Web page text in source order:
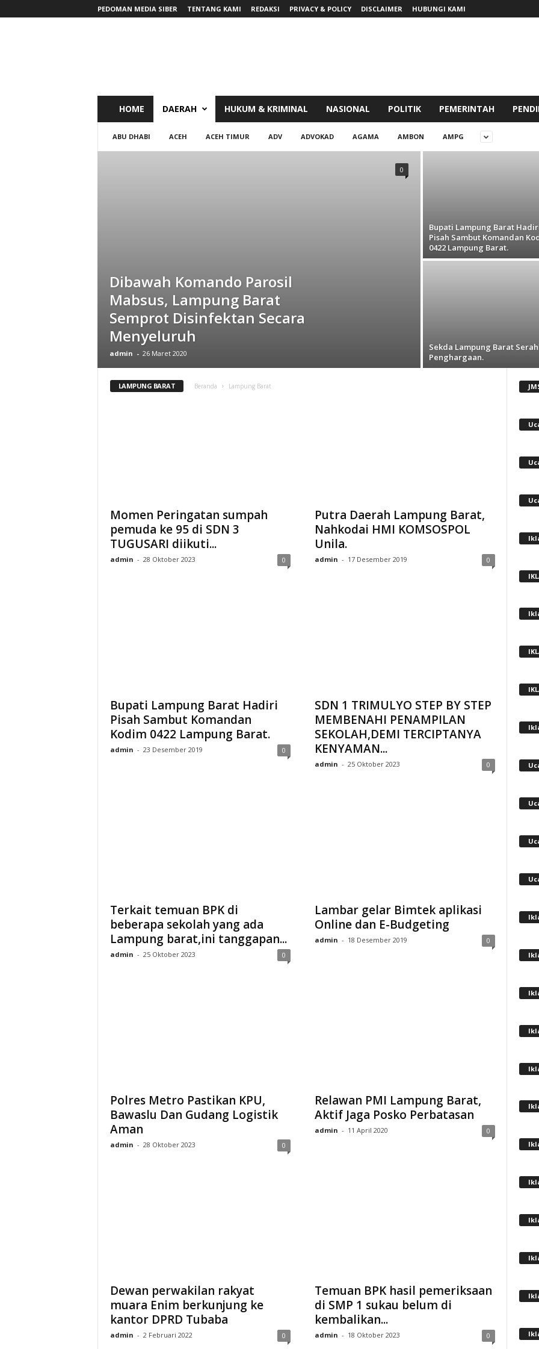
PEDOMAN MEDIA SIBER TENTANG KAMI REDAKSI PRIVACY & POLICY DISCLAIMER HUBUNGI KAMI
HOME DAERAH HUKUM & KRIMINAL NASIONAL POLITIK PEMERINTAH
ABU DHABI ACEH ACEH TIMUR ADV ADVOKAD AGAMA AMBON AMPG
Dibawah Komando Parosil
Mabsus, Lampung Barat
Semprot Disinfektan Secara
Menyeluruh
admin - 26 Maret 2020
0
Bupati Lampung Barat
Pisah Sambut Komandan
0422 Lampung Barat.
Sekda Lampung Barat
Penghargaan.
LAMPUNG BARAT Beranda Lampung Barat
Momen Peringatan sumpah
pemuda ke 95 di SDN 3
TUGUSARI diikuti...
admin - 28 Oktober 2023 0
Putra Daerah Lampung Barat,
Nahkodai HMI KOMSOSPOL
Unila.
admin - 17 Desember 2019 0
Bupati Lampung Barat Hadiri
Pisah Sambut Komandan
Kodim 0422 Lampung Barat.
admin - 23 Desember 2019 0
SDN 1 TRIMULYO STEP BY STEP
MEMBENAHI PENAMPILAN
SEKOLAH,DEMI TERCIPTANYA
KENYAMAN...
admin - 25 Oktober 2023 0
Terkait temuan BPK di
beberapa sekolah yang ada
Lampung barat,ini tanggapan...
admin - 25 Oktober 2023 0
Lambar gelar Bimtek aplikasi
Online dan E-Budgeting
admin - 18 Desember 2019 0
Polres Metro Pastikan KPU,
Bawaslu Dan Gudang Logistik
Aman
admin - 28 Oktober 2023 0
Relawan PMI Lampung Barat,
Aktif Jaga Posko Perbatasan
admin - 11 April 2020 0
Dewan perwakilan rakyat
muara Enim berkunjung ke
kantor DPRD Tubaba
admin - 2 Februari 2022 0
Temuan BPK hasil pemeriksaan
di SMP 1 sukau belum di
kembalikan...
admin - 18 Oktober 2023 0